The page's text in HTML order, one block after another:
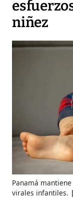
niñez
Panamá
virales infantiles.